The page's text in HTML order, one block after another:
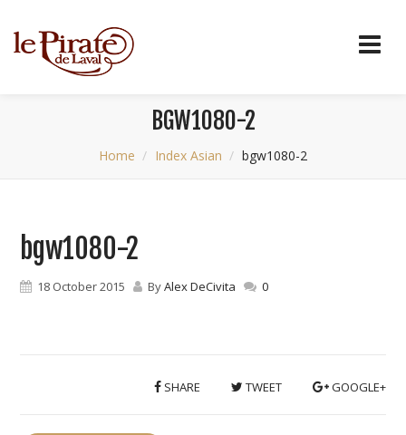
BGW1080-2
Home Index Asian bgw1080-2
bgw1080-2
18 October 2015 ByAlex DeCivita 0
SHARE TWEET GOOGLE+